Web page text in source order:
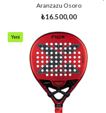
Aranzazu Osoro
₺16.500,00
Yeni